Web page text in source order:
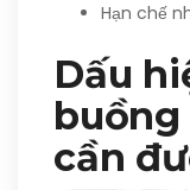
Hạn chế
Dấu
buồng
cần